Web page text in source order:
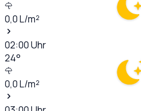
0,0L/m²
02:00Uhr
24°
0,0L/m²